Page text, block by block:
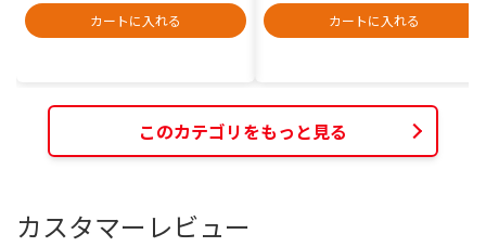
カートに入れる
カートに入れる
このカテゴリをもっと見る
カスタマーレビュー